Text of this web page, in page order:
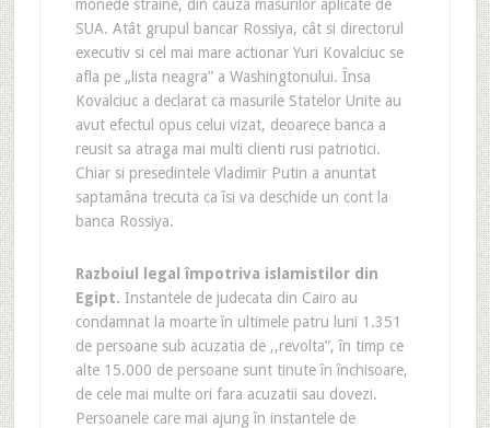
monede straine, din cauza masurilor aplicate de
SUA. Atât grupul bancar Rossiya, cât si directorul
executiv si cel mai mare actionar Yuri Kovalciuc se
afla pe „lista neagra” a Washingtonului. Însa
Kovalciuc a declarat ca masurile Statelor Unite au
avut efectul opus celui vizat, deoarece banca a
reusit sa atraga mai multi clienti rusi patriotici.
Chiar si presedintele Vladimir Putin a anuntat
saptamâna trecuta ca îsi va deschide un cont la
banca Rossiya.
Razboiul legal împotriva islamistilor din
Egipt. Instantele de judecata din Cairo au
condamnat la moarte în ultimele patru luni 1.351
de persoane sub acuzatia de ,,revolta”, în timp ce
alte 15.000 de persoane sunt tinute în închisoare,
de cele mai multe ori fara acuzatii sau dovezi.
Persoanele care mai ajung în instantele de